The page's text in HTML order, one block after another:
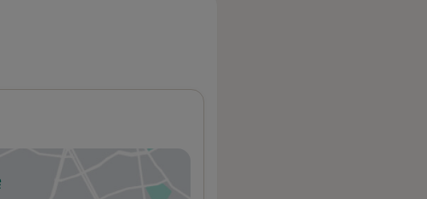
w nowej karcie